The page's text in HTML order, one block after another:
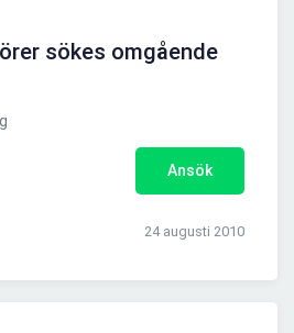
sökes omgående
Ansök
24 augusti 2010